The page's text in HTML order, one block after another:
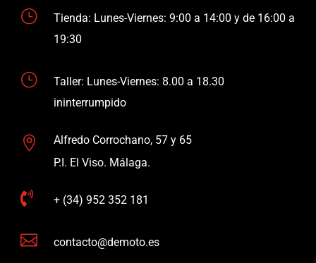
}
Tienda: Lunes-Viernes: 9:00 a 14:00 y de 16:00 a
19:30
}
Taller: Lunes-Viernes: 8.00 a 18.30
ininterrumpido

Alfredo Corrochano, 57 y 65
P.I. El Viso. Málaga.
 + (34) 952 352 181
 contacto@demoto.es